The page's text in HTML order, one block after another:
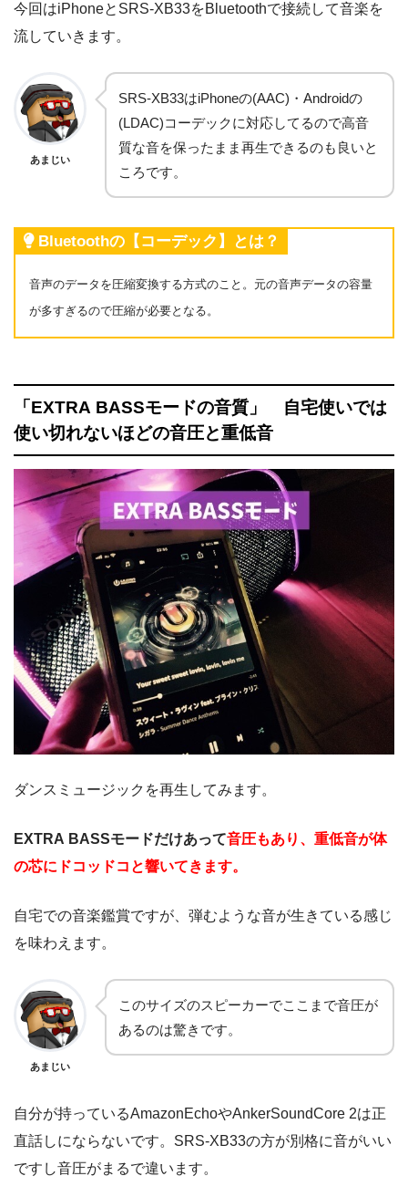
今回はiPhoneとSRS-XB33をBluetoothで接続して音楽を
流していきます。
あまじい
SRS-XB33はiPhoneの(AAC)・Androidの
(LDAC)コーデックに対応してるので高音
質な音を保ったまま再生できるのも良いと
ころです。
Bluetoothの【コーデック】とは？
音声のデータを圧縮変換する方式のこと。元の音声データの容量
が多すぎるので圧縮が必要となる。
「EXTRA BASSモードの音質」 自宅使いでは
使い切れないほどの音圧と重低音
ダンスミュージックを再生してみます。
EXTRA BASSモードだけあって音圧もあり、重低音が体
の芯にドコッドコと響いてきます。
自宅での音楽鑑賞ですが、弾むような音が生きている感じ
を味わえます。
あまじい
このサイズのスピーカーでここまで音圧が
あるのは驚きです。
自分が持っているAmazonEchoやAnkerSoundCore 2は正
直話しにならないです。SRS-XB33の方が別格に音がいい
ですし音圧がまるで違います。